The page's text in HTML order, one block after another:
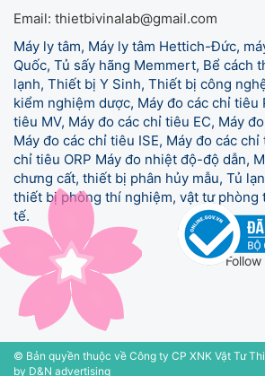
Email: thietbivinalab@gmail.com
Máy ly tâm, Máy ly tâm Hettich-Đức,
Quốc, Tủ sấy hãng Memmert, Bể cách
lạnh, Thiết bị Y Sinh, Thiết bị công
kiểm nghiệm dược, Máy đo các chỉ tiêu
tiêu MV, Máy đo các chỉ tiêu EC, Máy
Máy đo các chỉ tiêu ISE, Máy đo các chỉ
chỉ tiêu ORP Máy đo nhiệt độ-độ dẫn,
chưng cất, thiết bị phân hủy mẫu, Tủ
thiết bị phòng thí nghiệm, vật tư phòng
tế.
Follow
© Bản quyền thuộc về Công ty CP XNK Vật Tư
by D&N advertising